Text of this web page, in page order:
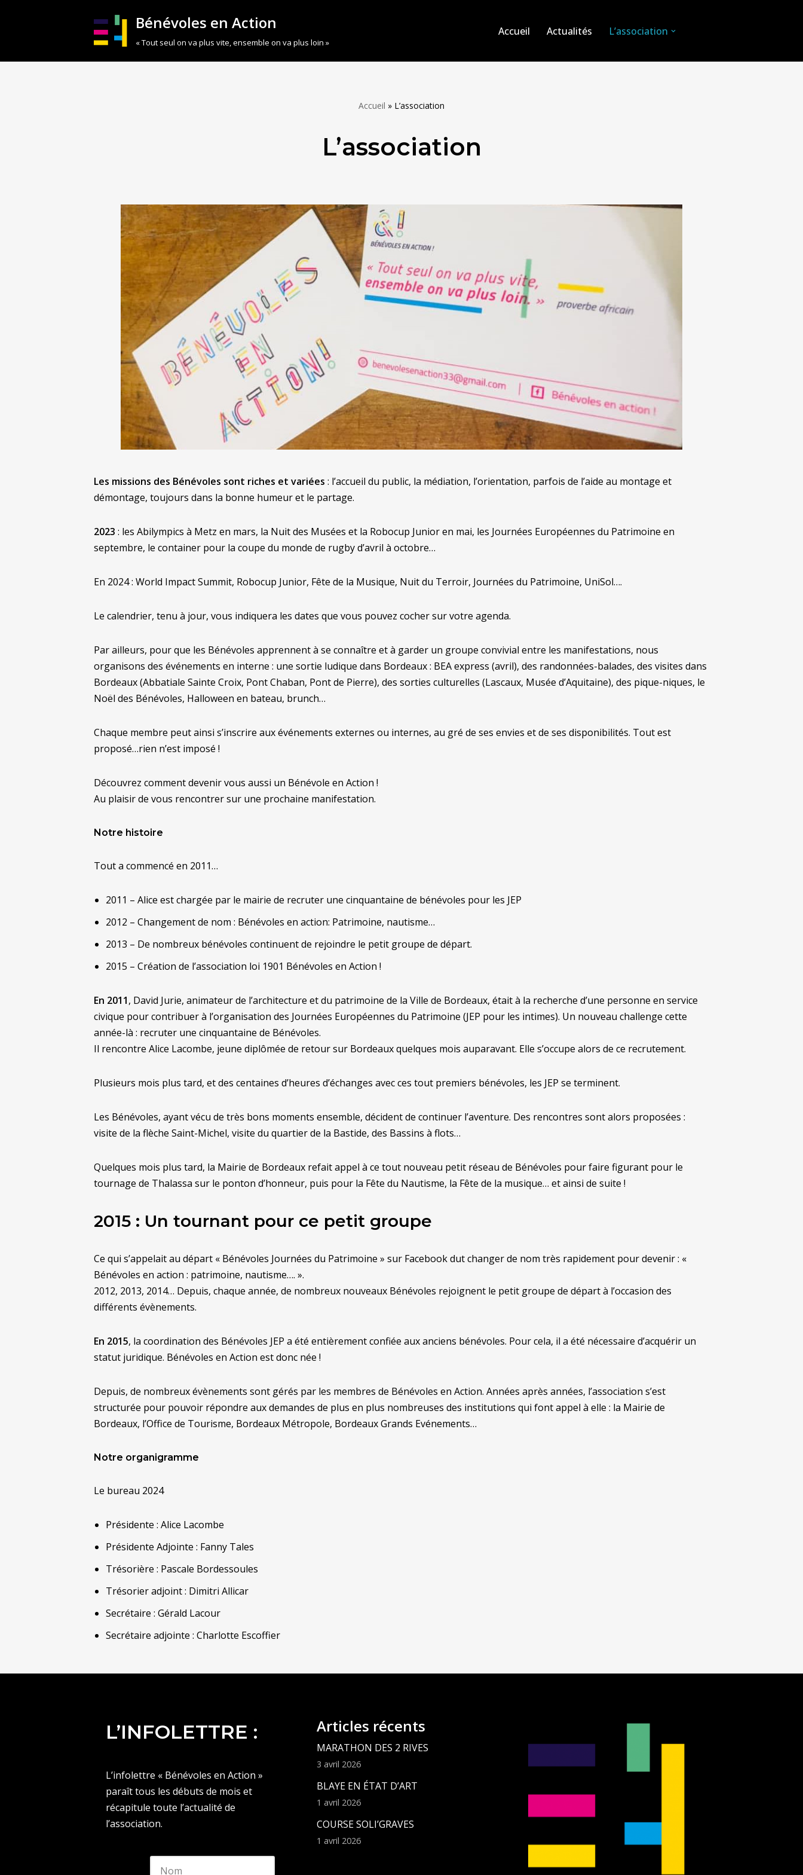
contenu
Bénévoles en Action
« Tout seul on va plus vite, ensemble on va plus loin »
Accueil Actualités L’association
Accueil » L’association
L’association
Les missions des Bénévoles sont riches et variées : l’accueil du public, la médiation, l’orientation, parfois de l’aide au montage et
démontage, toujours dans la bonne humeur et le partage.
2023 : les Abilympics à Metz en mars, la Nuit des Musées et la Robocup Junior en mai, les Journées Européennes du Patrimoine en
septembre, le container pour la coupe du monde de rugby d’avril à octobre…
En 2024 : World Impact Summit, Robocup Junior, Fête de la Musique, Nuit du Terroir, Journées du Patrimoine, UniSol….
Le calendrier, tenu à jour, vous indiquera les dates que vous pouvez cocher sur votre agenda.
Par ailleurs, pour que les Bénévoles apprennent à se connaître et à garder un groupe convivial entre les manifestations, nous
organisons des événements en interne : une sortie ludique dans Bordeaux : BEA express (avril), des randonnées-balades, des visites dans
Bordeaux (Abbatiale Sainte Croix, Pont Chaban, Pont de Pierre), des sorties culturelles (Lascaux, Musée d’Aquitaine), des pique-niques, le
Noël des Bénévoles, Halloween en bateau, brunch…
Chaque membre peut ainsi s’inscrire aux événements externes ou internes, au gré de ses envies et de ses disponibilités. Tout est
proposé…rien n’est imposé !
Découvrez comment devenir vous aussi un Bénévole en Action !
Au plaisir de vous rencontrer sur une prochaine manifestation.
Notre histoire
Tout a commencé en 2011…
2011 – Alice est chargée par le mairie de recruter une cinquantaine de bénévoles pour les JEP
2012 – Changement de nom : Bénévoles en action: Patrimoine, nautisme…
2013 – De nombreux bénévoles continuent de rejoindre le petit groupe de départ.
2015 – Création de l’association loi 1901 Bénévoles en Action !
En 2011, David Jurie, animateur de l’architecture et du patrimoine de la Ville de Bordeaux, était à la recherche d’une personne en service
civique pour contribuer à l’organisation des Journées Européennes du Patrimoine (JEP pour les intimes). Un nouveau challenge cette
année-là : recruter une cinquantaine de Bénévoles.
Il rencontre Alice Lacombe, jeune diplômée de retour sur Bordeaux quelques mois auparavant. Elle s’occupe alors de ce recrutement.
Plusieurs mois plus tard, et des centaines d’heures d’échanges avec ces tout premiers bénévoles, les JEP se terminent.
Les Bénévoles, ayant vécu de très bons moments ensemble, décident de continuer l’aventure. Des rencontres sont alors proposées :
visite de la flèche Saint-Michel, visite du quartier de la Bastide, des Bassins à flots…
Quelques mois plus tard, la Mairie de Bordeaux refait appel à ce tout nouveau petit réseau de Bénévoles pour faire figurant pour le
tournage de Thalassa sur le ponton d’honneur, puis pour la Fête du Nautisme, la Fête de la musique… et ainsi de suite !
2015 : Un tournant pour ce petit groupe
Ce qui s’appelait au départ « Bénévoles Journées du Patrimoine » sur Facebook dut changer de nom très rapidement pour devenir : «
Bénévoles en action : patrimoine, nautisme…. ».
2012, 2013, 2014… Depuis, chaque année, de nombreux nouveaux Bénévoles rejoignent le petit groupe de départ à l’occasion des
différents évènements.
En 2015, la coordination des Bénévoles JEP a été entièrement confiée aux anciens bénévoles. Pour cela, il a été nécessaire d’acquérir un
statut juridique. Bénévoles en Action est donc née !
Depuis, de nombreux évènements sont gérés par les membres de Bénévoles en Action. Années après années, l’association s’est
structurée pour pouvoir répondre aux demandes de plus en plus nombreuses des institutions qui font appel à elle : la Mairie de
Bordeaux, l’Office de Tourisme, Bordeaux Métropole, Bordeaux Grands Evénements…
Notre organigramme
Le bureau 2024
Présidente : Alice Lacombe
Présidente Adjointe : Fanny Tales
Trésorière : Pascale Bordessoules
Trésorier adjoint : Dimitri Allicar
Secrétaire : Gérald Lacour
Secrétaire adjointe : Charlotte Escoffier
L’INFOLETTRE :
L’infolettre « Bénévoles en Action »
paraît tous les débuts de mois et
récapitule toute l’actualité de
l’association.
Articles récents
MARATHON DES 2 RIVES
3 avril 2026
BLAYE EN ÉTAT D’ART
1 avril 2026
COURSE SOLI’GRAVES
1 avril 2026